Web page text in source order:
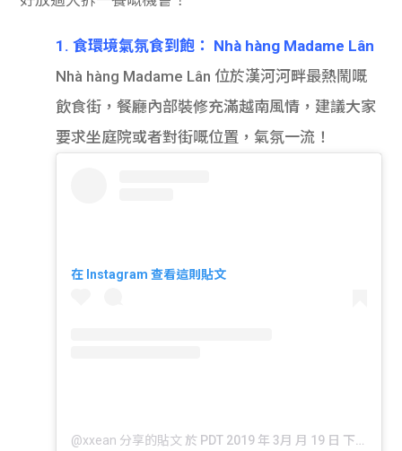
1. 食環境氣氛食到飽： Nhà hàng Madame Lân
Nhà hàng Madame Lân 位於漢河河畔最熱鬧嘅
飲食街，餐廳內部裝修充滿越南風情，建議大家
要求坐庭院或者對街嘅位置，氣氛一流！
在 Instagram 查看這則貼文
@xxean 分享的貼文 於 PDT 2019 年 3月 月 19 日 下午 11:28